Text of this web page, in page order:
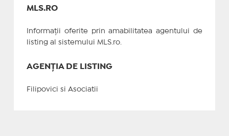
MLS.RO
Informații oferite prin amabilitatea agentului de
listing al sistemului MLS.ro.
AGENȚIA DE LISTING
Filipovici si Asociatii